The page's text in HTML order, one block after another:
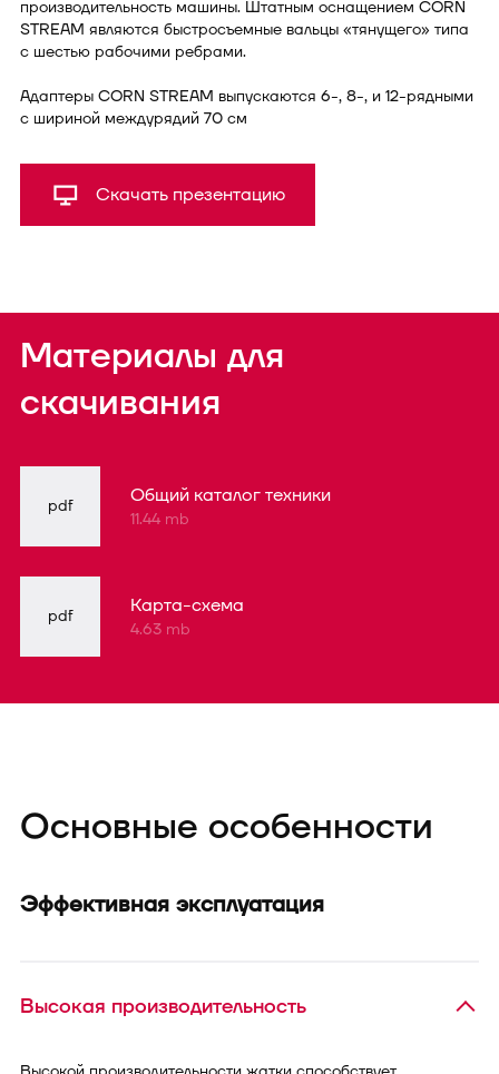
производительность машины. Штатным оснащением CORN
STREAM являются быстросъемные вальцы «тянущего» типа
с шестью рабочими ребрами.
Адаптеры CORN STREAM выпускаются 6-, 8-, и 12-рядными
с шириной междурядий 70 см
Скачать презентацию
Материалы для
скачивания
pdf Общий каталог техники
11.44 mb
pdf Карта-схема
4.63 mb
Основные особенности
Эффективная эксплуатация
Высокая производительность